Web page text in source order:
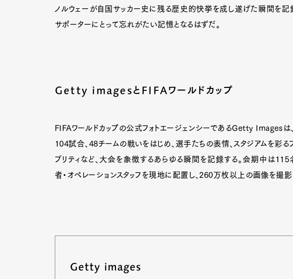
ノルウェーが自国サッカー史に残る歴史的快挙を成し遂げた瞬間を記
サポーターにとって忘れがたい記憶となるはずだ。
Getty imagesとFIFAワールドカップ
FIFAワールドカップの公式フォトエージェンシーであるGetty Images
104試合、48チームの戦いをはじめ、選手たちの表情、スタジアムを彩るフ
ブリティなど、大会を象徴するあらゆる瞬間を記録する。会期中は115
者・オペレーションスタッフを現地に配置し、260万枚以上の画像を撮影
Getty images